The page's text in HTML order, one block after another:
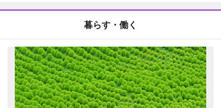
暮らす・働く